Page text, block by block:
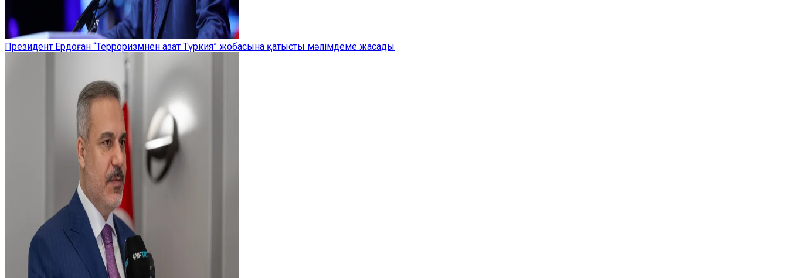
Президент Ердоған “Терроризмнен азат Түркия” жобасына қатысты мәлімдеме жасады